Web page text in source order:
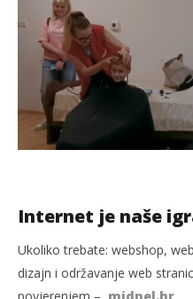
Internet je naše
Ukoliko trebate: webshop,
dizajn i održavanje web